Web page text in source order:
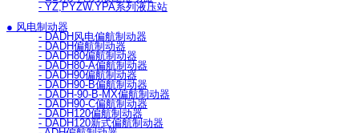
- YZ,PYZW.YPA系列液压站
● 风电制动器
- DADH风电偏航制动器
- DADH偏航制动器
- DADH80偏航制动器
- DADH80-A偏航制动器
- DADH90偏航制动器
- DADH90-B偏航制动器
- DADH-90-B-MX偏航制动器
- DADH90-C偏航制动器
- DADH120偏航制动器
- DADH120新式偏航制动器